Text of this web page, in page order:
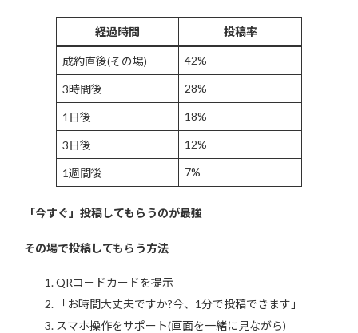
経過時間 投稿率
成約直後(その場) 42%
3時間後 28%
1日後 18%
3日後 12%
1週間後 7%
「今すぐ」投稿してもらうのが最強
その場で投稿してもらう方法
QRコードカードを提示
「お時間大丈夫ですか?今、1分で投稿できます」
スマホ操作をサポート(画面を一緒に見ながら)